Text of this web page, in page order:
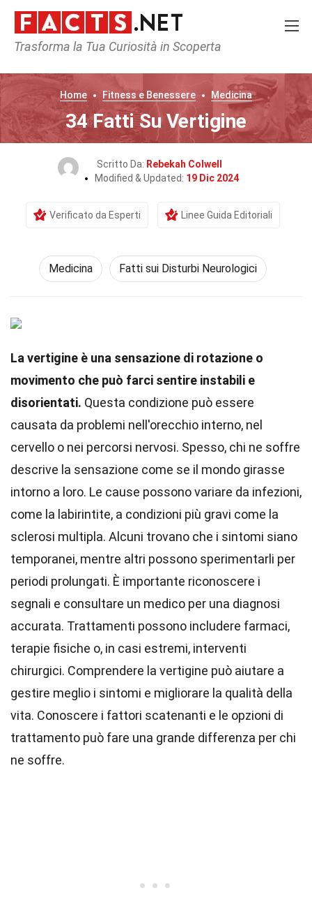
Trasforma la Tua Curiosità in Scoperta
Home Fitness e Benessere Medicina
34 Fatti Su Vertigine
Scritto Da: Rebekah Colwell
Modified & Updated: 19 Dic 2024
Verificato da Esperti Linee Guida Editoriali
Medicina Fatti sui Disturbi Neurologici
La vertigine è una sensazione di rotazione o
movimento che può farci sentire instabili e
disorientati. Questa condizione può essere
causata da problemi nell'orecchio interno, nel
cervello o nei percorsi nervosi. Spesso, chi ne soffre
descrive la sensazione come se il mondo girasse
intorno a loro. Le cause possono variare da infezioni,
come la labirintite, a condizioni più gravi come la
sclerosi multipla. Alcuni trovano che i sintomi siano
temporanei, mentre altri possono sperimentarli per
periodi prolungati. È importante riconoscere i
segnali e consultare un medico per una diagnosi
accurata. Trattamenti possono includere farmaci,
terapie fisiche o, in casi estremi, interventi
chirurgici. Comprendere la vertigine può aiutare a
gestire meglio i sintomi e migliorare la qualità della
vita. Conoscere i fattori scatenanti e le opzioni di
trattamento può fare una grande differenza per chi
ne soffre.